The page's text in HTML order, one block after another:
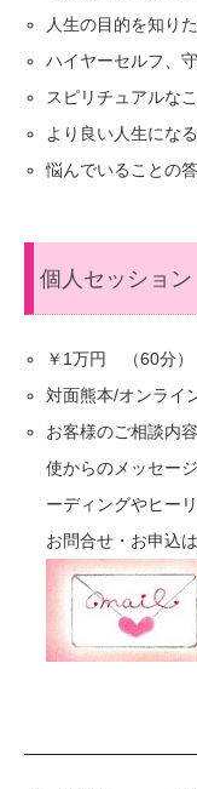
人生の目的を知り
ハイヤーセルフ、
スピリチュアルな
より良い人生にな
悩んでいることの
個人セッション
￥1万円 （60分）
対面熊本/オンライ
お客様のご相談内
使からのメッセー
ーディングやヒー
お問合せ・お申込